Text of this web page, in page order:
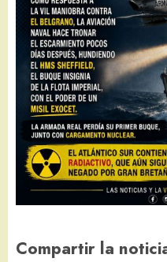
Compartir la